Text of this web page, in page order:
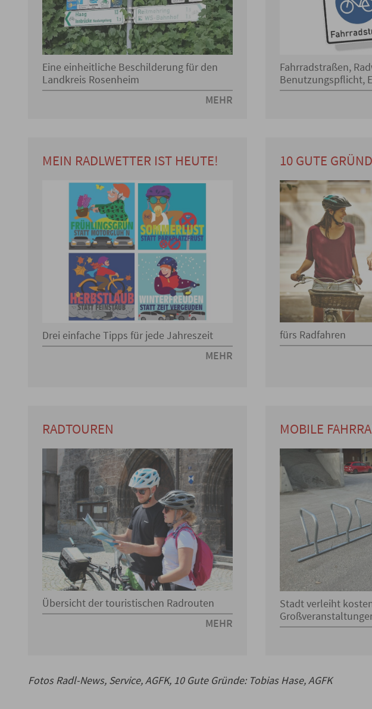
Eine einheitliche Beschilderung für den
Landkreis Rosenheim
MEHR
Fahrradstraßen,
Benutzungspflicht,
MEIN RADLWETTER IST HEUTE!
Drei einfache Tipps für jede Jahreszeit
MEHR
10 GUTE
fürs Radfahren
RADTOUREN
Übersicht der touristischen Radrouten
MEHR
MOBILE
Stadt verleiht
Fotos Radl-News, Service, AGFK, 10 Gute Gründe: Tobias Hase, AGFK